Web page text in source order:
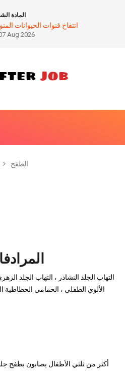
المادة
انتفاخ قنوات الحيوانات
Aug 2026
الطفح
التهاب الجلد النشادر ، التهاب الجلد
الألوي الطفلي ، الحمامي الحطاطية
أكثر من ثلثي الأطفال يصابون بطفح